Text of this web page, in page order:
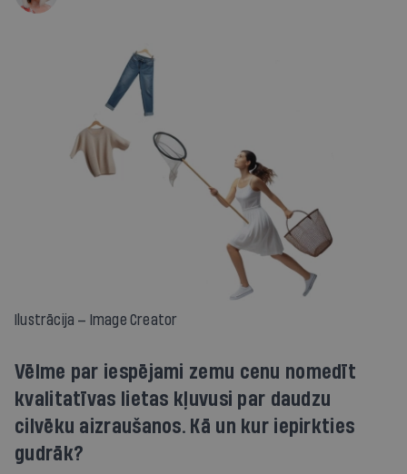
Ilustrācija — Image Creator
Vēlme par iespējami zemu cenu nomedīt
kvalitatīvas lietas kļuvusi par daudzu
cilvēku aizraušanos. Kā un kur iepirkties
gudrāk?